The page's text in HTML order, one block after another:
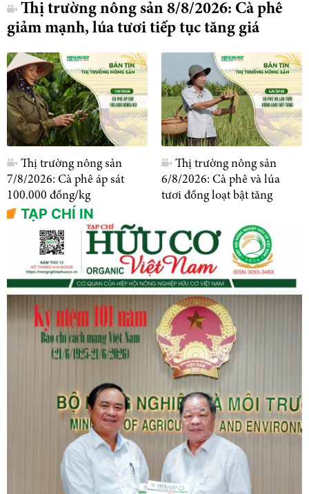
Thị trường nông sản 8/8/2026: Cà phê
giảm mạnh, lúa tươi tiếp tục tăng giá
Thị trường nông sản
7/8/2026: Cà phê áp sát
100.000 đồng/kg
Thị trường nông sản
6/8/2026: Cà phê và lúa
tươi đồng loạt bật tăng
TẠP CHÍ IN